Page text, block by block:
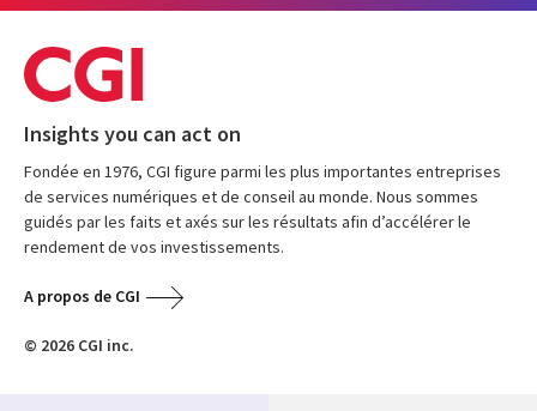
Insights you can act on
Fondée en 1976, CGI figure parmi les plus importantes entreprises
de services numériques et de conseil au monde. Nous sommes
guidés par les faits et axés sur les résultats afin d’accélérer le
rendement de vos investissements.
A propos de CGI
© 2026 CGI inc.